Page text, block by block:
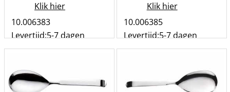
Klik hier
10.006383
Levertijd:5-7 dagen
st Bestel
Klik hier
10.006385
Levertijd:5-7 dagen
st Bestel